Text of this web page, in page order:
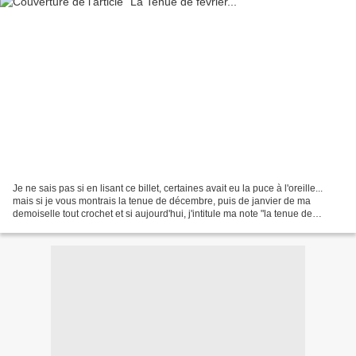
Je ne sais pas si en lisant ce billet, certaines avait eu la puce à l'oreille...
mais si je vous montrais la tenue de décembre, puis de janvier de ma
demoiselle tout crochet et si aujourd'hui, j'intitule ma note "la tenue de